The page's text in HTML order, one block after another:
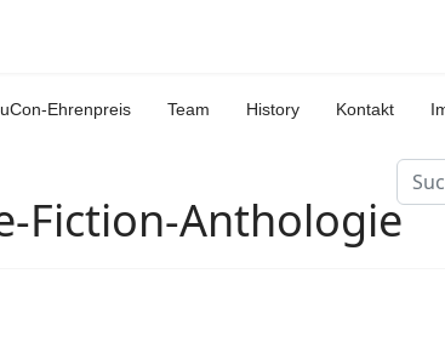
Ehrenpreis Team History Kontakt
Fiction-Anthologie